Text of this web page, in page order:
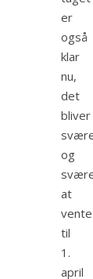
er
også
klar
nu,
det
bliver
og
at
vente
til
1.
april